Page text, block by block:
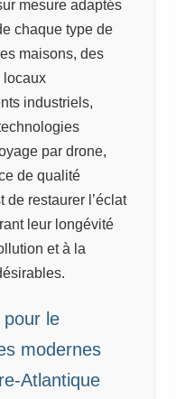
mesure adaptés
chaque type de
maisons, des
locaux
industriels,
par drone,
de qualité
de restaurer l’éclat
leur longévité
et à la
le
modernes
Atlantique